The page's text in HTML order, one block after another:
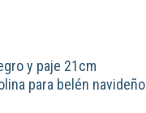
y paje 21cm
para belén navideño